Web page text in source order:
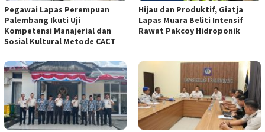
Pegawai Lapas Perempuan
Palembang Ikuti Uji
Kompetensi Manajerial dan
Sosial Kultural Metode CACT
Hijau dan Produktif, Giatja
Lapas Muara Beliti Intensif
Rawat Pakcoy Hidroponik